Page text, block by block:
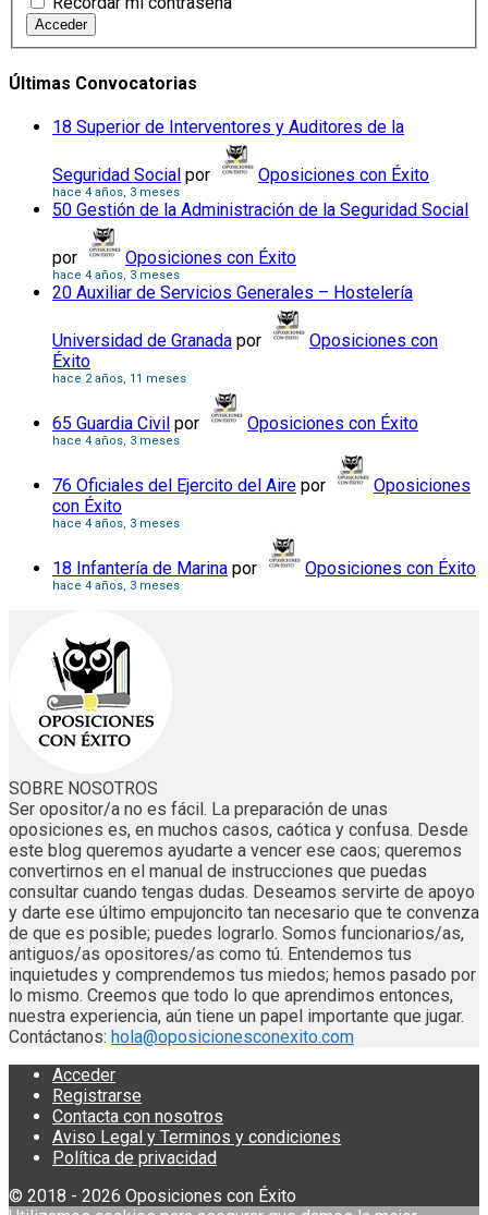
Acceder
Últimas Convocatorias
18 Superior de Interventores y Auditores de la
Seguridad Social por Oposiciones con Éxito
hace 4 años, 3 meses
50 Gestión de la Administración de la Seguridad Social
por Oposiciones con Éxito
hace 4 años, 3 meses
20 Auxiliar de Servicios Generales – Hostelería
Universidad de Granada por
Oposiciones con
Éxito
hace 2 años, 11 meses
65 Guardia Civil por Oposiciones con Éxito
hace 4 años, 3 meses
76 Oficiales del Ejercito del Aire por
Oposiciones
con Éxito
hace 4 años, 3 meses
18 Infantería de Marina por Oposiciones con Éxito
hace 4 años, 3 meses
SOBRE NOSOTROS
Ser opositor/a no es fácil. La preparación de unas
oposiciones es, en muchos casos, caótica y confusa. Desde
este blog queremos ayudarte a vencer ese caos; queremos
convertirnos en el manual de instrucciones que puedas
consultar cuando tengas dudas. Deseamos servirte de apoyo
y darte ese último empujoncito tan necesario que te convenza
de que es posible; puedes lograrlo. Somos funcionarios/as,
antiguos/as opositores/as como tú. Entendemos tus
inquietudes y comprendemos tus miedos; hemos pasado por
lo mismo. Creemos que todo lo que aprendimos entonces,
nuestra experiencia, aún tiene un papel importante que jugar.
Contáctanos: hola@oposicionesconexito.com
Acceder
Registrarse
Contacta con nosotros
Aviso Legal y Terminos y condiciones
Política de privacidad
© 2018 - 2026 Oposiciones con Éxito